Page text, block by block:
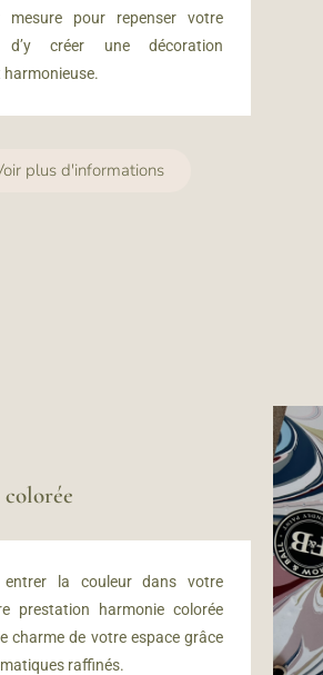
mesure pour repenser votre
d’y créer une décoration
harmonieuse.
plus d'informations
la couleur dans votre
prestation harmonie colorée
charme de votre espace grâce
raffinés.